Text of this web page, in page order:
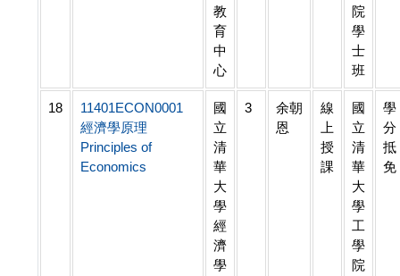
教
育
中
心
院
學
士
班
18
11401ECON0001
經濟學原理
Principles of
Economics
國
立
清
華
大
學
經
濟
學
3
余朝
恩
線
上
授
課
國
立
清
華
大
學
工
學
院
學
分
抵
免